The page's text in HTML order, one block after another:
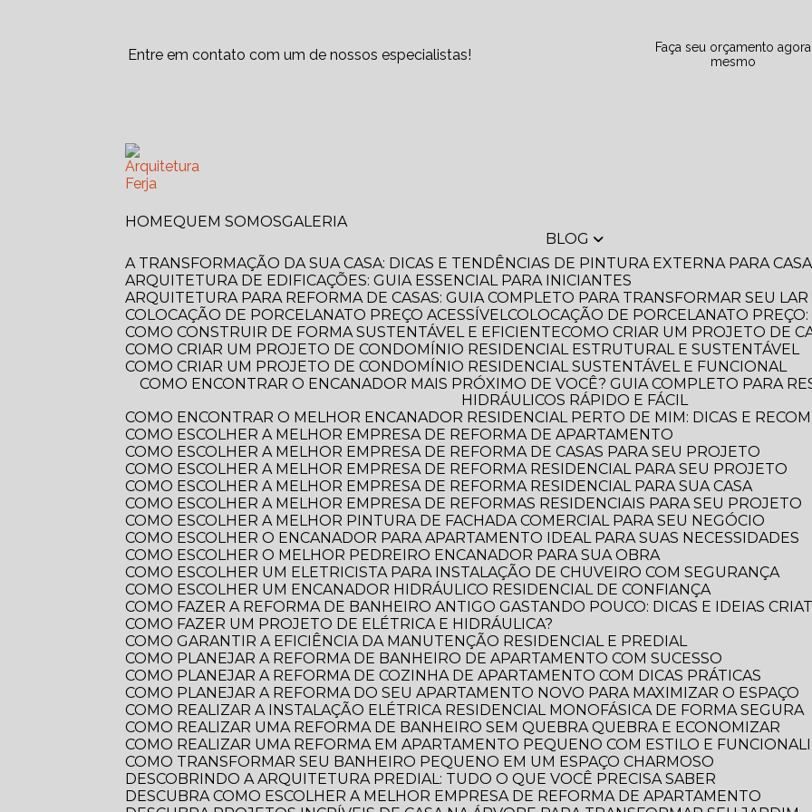
Entre em contato com um de nossos especialistas!
Faça seu orçamento agora
mesmo
HOME QUEM SOMOS
GALERIA
BLOG
A TRANSFORMAÇÃO DA SUA CASA: DICAS E TENDÊNCIAS DE PINTURA EXTERNA PARA
ARQUITETURA DE EDIFICAÇÕES: GUIA ESSENCIAL PARA INICIANTES
ARQUITETURA PARA REFORMA DE CASAS: GUIA COMPLETO PARA TRANSFORMAR SEU LAR
COLOCAÇÃO DE PORCELANATO PREÇO ACESSÍVEL COLOCAÇÃO DE PORCELANATO
COMO CONSTRUIR DE FORMA SUSTENTÁVEL E EFICIENTE COMO CRIAR UM PROJETO DE
COMO CRIAR UM PROJETO DE CONDOMÍNIO RESIDENCIAL ESTRUTURAL E SUSTENTÁVEL
COMO CRIAR UM PROJETO DE CONDOMÍNIO RESIDENCIAL SUSTENTÁVEL E FUNCIONAL
COMO ENCONTRAR O ENCANADOR MAIS PRÓXIMO DE VOCÊ? GUIA COMPLETO PARA RESOLVER SEUS PROBLEMAS
HIDRÁULICOS RÁPIDO E FÁCIL
COMO ENCONTRAR O MELHOR ENCANADOR RESIDENCIAL PERTO DE MIM: DICAS E
COMO ESCOLHER A MELHOR EMPRESA DE REFORMA DE APARTAMENTO
COMO ESCOLHER A MELHOR EMPRESA DE REFORMA DE CASAS PARA SEU PROJETO
COMO ESCOLHER A MELHOR EMPRESA DE REFORMA RESIDENCIAL PARA SEU PROJETO
COMO ESCOLHER A MELHOR EMPRESA DE REFORMA RESIDENCIAL PARA SUA CASA
COMO ESCOLHER A MELHOR EMPRESA DE REFORMAS RESIDENCIAIS PARA SEU PROJETO
COMO ESCOLHER A MELHOR PINTURA DE FACHADA COMERCIAL PARA SEU NEGÓCIO
COMO ESCOLHER O ENCANADOR PARA APARTAMENTO IDEAL PARA SUAS NECESSIDADES
COMO ESCOLHER O MELHOR PEDREIRO ENCANADOR PARA SUA OBRA
COMO ESCOLHER UM ELETRICISTA PARA INSTALAÇÃO DE CHUVEIRO COM SEGURANÇA
COMO ESCOLHER UM ENCANADOR HIDRÁULICO RESIDENCIAL DE CONFIANÇA
COMO FAZER A REFORMA DE BANHEIRO ANTIGO GASTANDO POUCO: DICAS E IDEIAS
COMO FAZER UM PROJETO DE ELÉTRICA E HIDRÁULICA?
COMO GARANTIR A EFICIÊNCIA DA MANUTENÇÃO RESIDENCIAL E PREDIAL
COMO PLANEJAR A REFORMA DE BANHEIRO DE APARTAMENTO COM SUCESSO
COMO PLANEJAR A REFORMA DE COZINHA DE APARTAMENTO COM DICAS PRÁTICAS
COMO PLANEJAR A REFORMA DO SEU APARTAMENTO NOVO PARA MAXIMIZAR O ESPAÇO
COMO REALIZAR A INSTALAÇÃO ELÉTRICA RESIDENCIAL MONOFÁSICA DE FORMA SEGURA
COMO REALIZAR UMA REFORMA DE BANHEIRO SEM QUEBRA QUEBRA E ECONOMIZAR
COMO REALIZAR UMA REFORMA EM APARTAMENTO PEQUENO COM ESTILO E
COMO TRANSFORMAR SEU BANHEIRO PEQUENO EM UM ESPAÇO CHARMOSO
DESCOBRINDO A ARQUITETURA PREDIAL: TUDO O QUE VOCÊ PRECISA SABER
DESCUBRA COMO ESCOLHER A MELHOR EMPRESA DE REFORMA DE APARTAMENTO